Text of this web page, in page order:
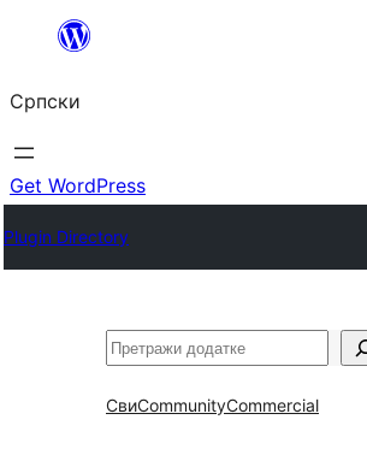
Скочи
садржај
Српски
Get WordPress
Plugin Directory
Претрага
СвиCommunityCommercial